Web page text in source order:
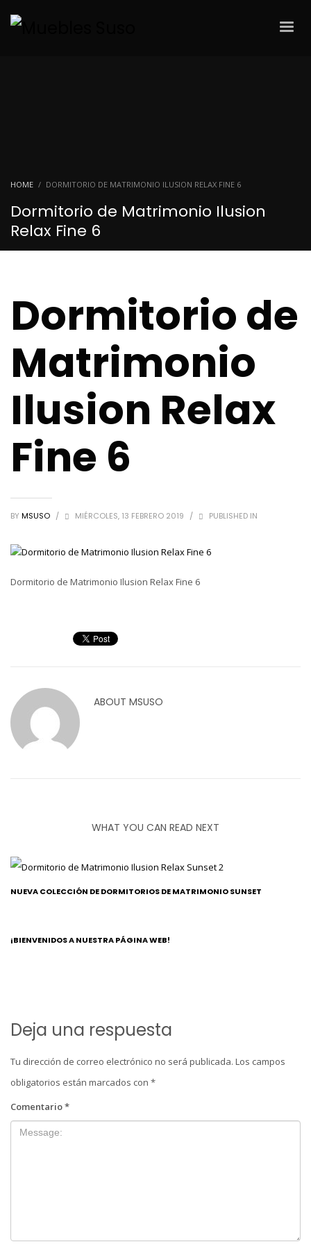
HOME DORMITORIO DE MATRIMONIO ILUSION RELAX FINE 6
Dormitorio de Matrimonio Ilusion
Relax Fine 6
Dormitorio de
Matrimonio
Ilusion Relax
Fine 6
BY MSUSO / MIÉRCOLES, 13 FEBRERO 2019 / PUBLISHED IN
Dormitorio de Matrimonio Ilusion Relax Fine 6
ABOUT MSUSO
WHAT YOU CAN READ NEXT
NUEVA COLECCIÓN DE DORMITORIOS DE MATRIMONIO SUNSET
¡BIENVENIDOS A NUESTRA PÁGINA WEB!
Deja una respuesta
Tu dirección de correo electrónico no será publicada. Los campos
obligatorios están marcados con *
Comentario*